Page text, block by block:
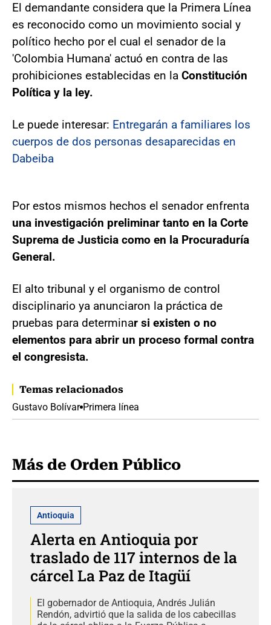
El demandante considera que la Primera Línea
es reconocido como un movimiento social y
político hecho por el cual el senador de la
'Colombia Humana' actuó en contra de las
prohibiciones establecidas en la Constitución
Política y la ley.
Le puede interesar: Entregarán a familiares los
cuerpos de dos personas desaparecidas en
Dabeiba
Por estos mismos hechos el senador enfrenta
una investigación preliminar tanto en la Corte
Suprema de Justicia como en la Procuraduría
General.
El alto tribunal y el organismo de control
disciplinario ya anunciaron la práctica de
pruebas para determinar si existen o no
elementos para abrir un proceso formal contra
el congresista.
Temas relacionados
Gustavo Bolívar Primera línea
Más de Orden Público
Antioquia
Alerta en Antioquia por
traslado de 117 internos de la
cárcel La Paz de Itagüí
El gobernador de Antioquia, Andrés Julián
Rendón, advirtió que la salida de los cabecillas